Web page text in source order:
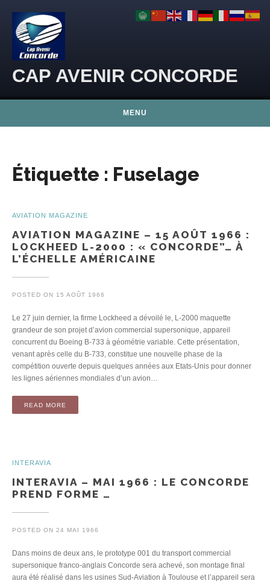
CAP AVENIR CONCORDE
MENU
Étiquette : Fuselage
AVIATION MAGAZINE
AVIATION MAGAZINE – 15 AOÛT 1966 :
LOCKHEED L-2000 : « CONCORDE”… À
L’ÉCHELLE AMÉRICAINE
POSTED ON 15 AOÛT 1966
Le 27 juin dernier, la firme Lockheed a dévoilé le, L-2000 maquette
grandeur de son projet d’avion commercial supersonique, appareil
concurrent du Boeing B-733 à géométrie variable. Cette présentation,
venant après celle du B-733, constitue une nouvelle phase de la
compétition ouverte depuis quelques années aux Etats-Unis pour donner
les lignes aériennes mondiales d’un avion…
READ MORE
INTERAVIA
INTERAVIA – MAI 1966 : LE CONCORDE
PREND FORME …
POSTED ON 24 MAI 1966
Dans moins de deux ans, le prototype 001 du transport commercial
supersonique franco-anglais Concorde sera achevé, son montage final
aura été réalisé dans les usines Sud-Aviation à Toulouse et l’appareil sera